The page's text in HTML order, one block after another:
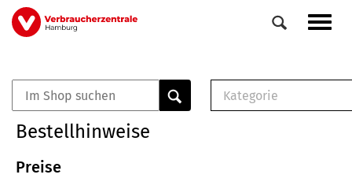
Direkt
zum
Veranstaltungen
0
Elemente
Kategorie
Bestellhinweise
Preise